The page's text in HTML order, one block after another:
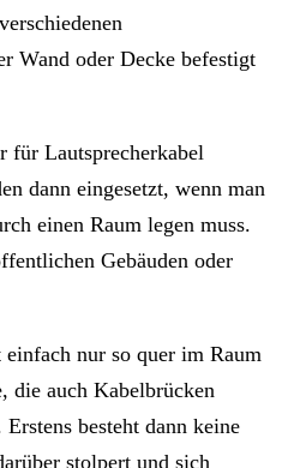
Wand oder Decke befestigt
für Lautsprecherkabel
dann eingesetzt, wenn man
einen Raum legen muss.
Gebäuden oder
nur so quer im Raum
die auch Kabelbrücken
besteht dann keine
stolpert und sich